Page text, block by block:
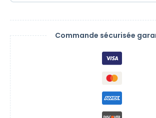
Commande sécurisée